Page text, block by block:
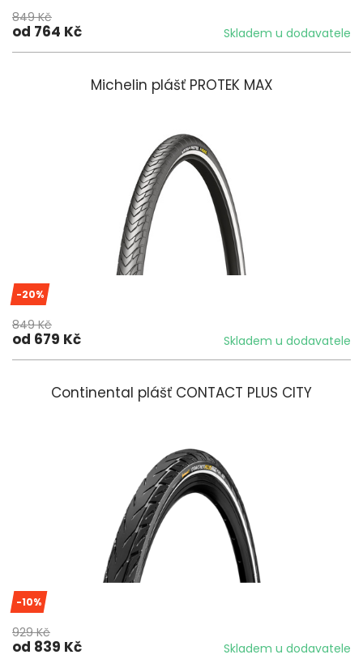
849 Kč
od 764 Kč Skladem u dodavatele
Michelin plášť PROTEK MAX
-20%
849 Kč
od 679 Kč Skladem u dodavatele
Continental plášť CONTACT PLUS CITY
-10%
929 Kč
od 839 Kč Skladem u dodavatele